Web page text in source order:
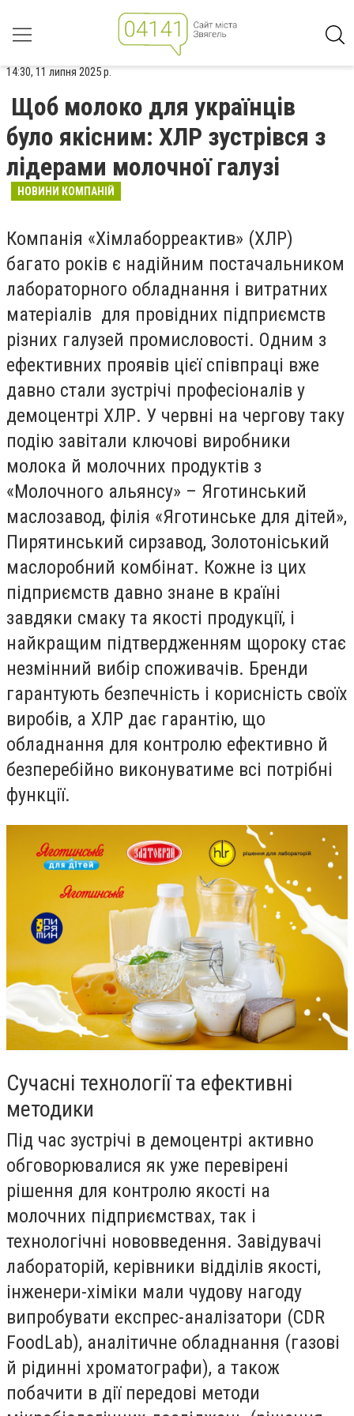
14:30, 11 липня 2025 р.
Щоб молоко для українців
було якісним: ХЛР зустрівся з
лідерами молочної галузі
НОВИНИ КОМПАНІЙ
Компанія «Хімлаборреактив» (ХЛР)
багато років є надійним постачальником
лабораторного обладнання і витратних
матеріалів для провідних підприємств
різних галузей промисловості. Одним з
ефективних проявів цієї співпраці вже
давно стали зустрічі професіоналів у
демоцентрі ХЛР. У червні на чергову таку
подію завітали ключові виробники
молока й молочних продуктів з
«Молочного альянсу» – Яготинський
маслозавод, філія «Яготинське для дітей»,
Пирятинський сирзавод, Золотоніський
маслоробний комбінат. Кожне із цих
підприємств давно знане в країні
завдяки смаку та якості продукції, і
найкращим підтвердженням щороку стає
незмінний вибір споживачів. Бренди
гарантують безпечність і корисність своїх
виробів, а ХЛР дає гарантію, що
обладнання для контролю ефективно й
безперебійно виконуватиме всі потрібні
функції.
Сучасні технології та ефективні
методики
Під час зустрічі в демоцентрі активно
обговорювалися як уже перевірені
рішення для контролю якості на
молочних підприємствах, так і
технологічні нововведення. Завідувачі
лабораторій, керівники відділів якості,
інженери-хіміки мали чудову нагоду
випробувати експрес-аналізатори (CDR
FoodLab), аналітичне обладнання (газові
й рідинні хроматографи), а також
побачити в дії передові методи